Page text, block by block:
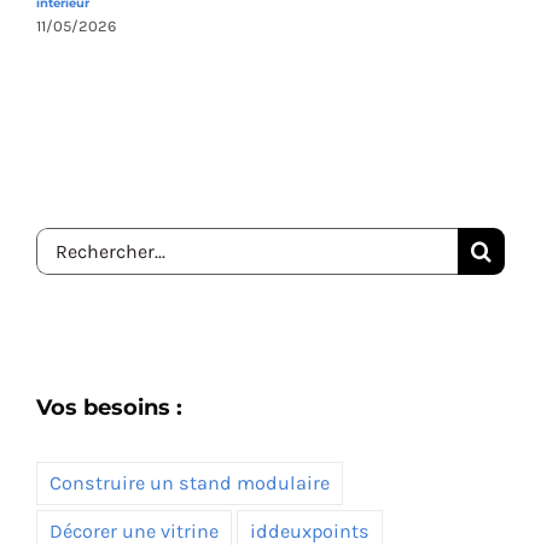
11/05/2026
Rechercher:
Vos besoins :
Construire un stand modulaire
Décorer une vitrine iddeuxpoints